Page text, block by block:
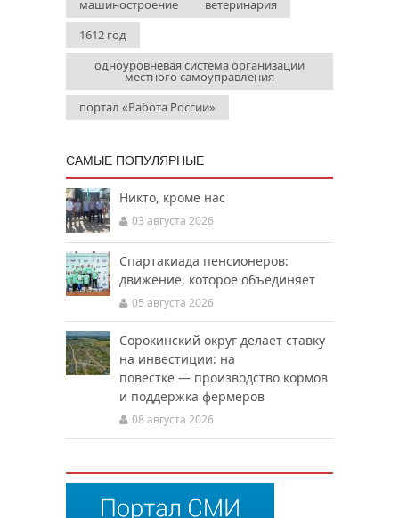
машиностроение
ветеринария
1612 год
одноуровневая система организации
местного самоуправления
портал «Работа России»
САМЫЕ ПОПУЛЯРНЫЕ
Никто, кроме нас
03 августа 2026
Спартакиада пенсионеров:
движение, которое объединяет
05 августа 2026
Сорокинский округ делает ставку
на инвестиции: на
повестке — производство кормов
и поддержка фермеров
08 августа 2026